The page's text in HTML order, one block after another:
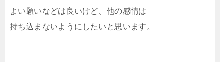
よい願いなどは良いけど、他の感情は
持ち込まないようにしたいと思います。